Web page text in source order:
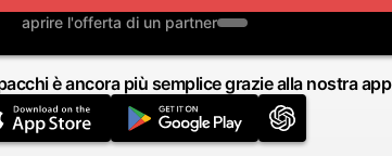
aprire l'offerta di un partner
è ancora più semplice grazie alla nostra app